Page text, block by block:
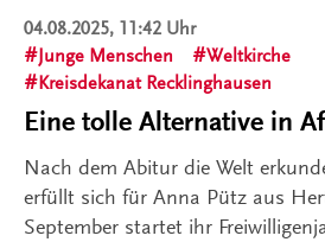
04.08.2025, 11:42 Uhr
Junge Menschen
Weltkirche
Kreisdekanat Recklinghausen
Eine tolle Alternative in
Nach dem Abitur die Welt
erfüllt sich für Anna Pütz aus
September startet ihr